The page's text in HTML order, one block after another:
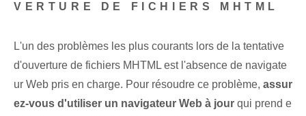
VERTURE‍ DE FICHIERS MHTML
L'un des problèmes les plus courants lors de la tentative
d'ouverture de fichiers MHTML est l'absence de navigate
ur Web pris en charge. Pour résoudre ce problème, assur
ez-vous d'utiliser un navigateur Web à jour qui prend e